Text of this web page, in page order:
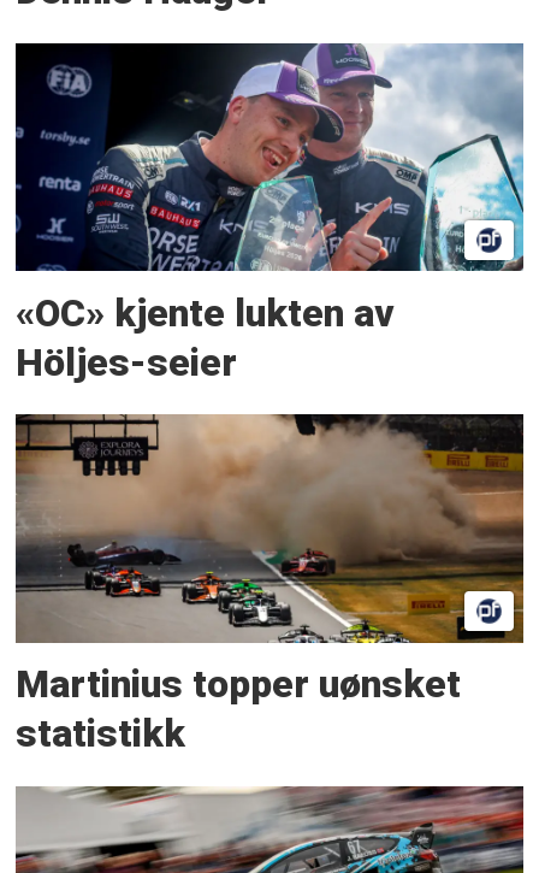
«OC» kjente lukten av
Höljes-seier
Martinius topper uønsket
statistikk